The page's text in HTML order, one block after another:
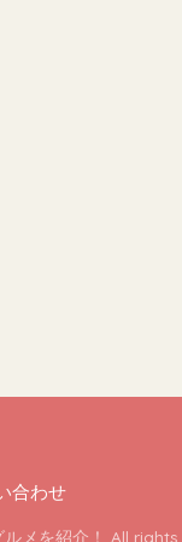
合わせ
メを紹介！ All rights